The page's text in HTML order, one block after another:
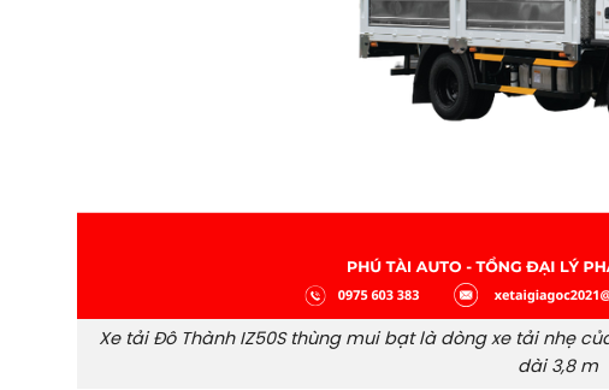
Xe tải Đô Thành IZ50S thùng mui bạt là dòng xe tải nhẹ
dài 3,8 m